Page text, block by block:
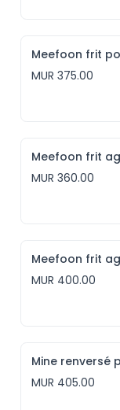
Meefoon frit
MUR 375.00
Meefoon frit
MUR 360.00
Meefoon frit
MUR 400.00
Mine renversé
MUR 405.00